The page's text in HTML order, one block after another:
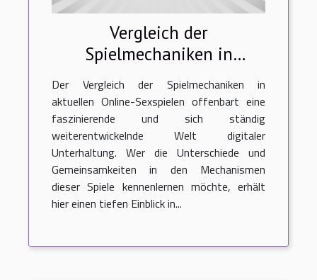
Vergleich der
Spielmechaniken in
aktuellen Online-Sexspielen
Der Vergleich der Spielmechaniken in
aktuellen Online-Sexspielen offenbart eine
faszinierende und sich ständig
weiterentwickelnde Welt digitaler
Unterhaltung. Wer die Unterschiede und
Gemeinsamkeiten in den Mechanismen
dieser Spiele kennenlernen möchte, erhält
hier einen tiefen Einblick in...